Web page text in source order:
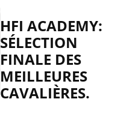
HFI ACADEMY:
SÉLECTION
FINALE DES
MEILLEURES
CAVALIÈRES.